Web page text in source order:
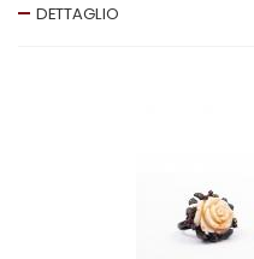
DETTAGLIO